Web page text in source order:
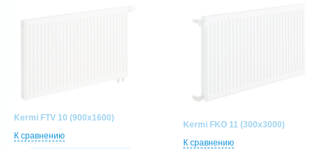
Kermi FTV 10 (900x1600)
К сравнению
Kermi FKO 11 (300x3000)
К сравнению